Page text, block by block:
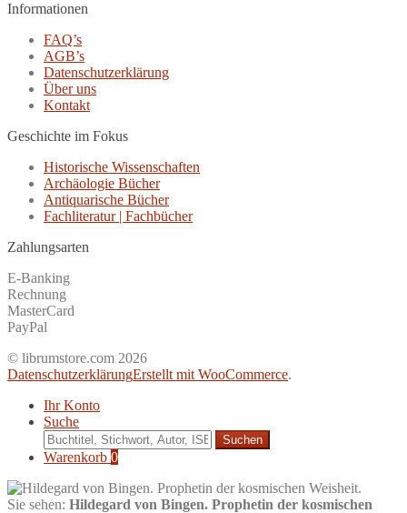
Informationen
FAQ’s
AGB’s
Datenschutzerklärung
Über uns
Kontakt
Geschichte im Fokus
Historische Wissenschaften
Archäologie Bücher
Antiquarische Bücher
Fachliteratur | Fachbücher
Zahlungsarten
E-Banking
Rechnung
MasterCard
PayPal
© librumstore.com 2026
DatenschutzerklärungErstellt mit WooCommerce.
Ihr Konto
Suche
Suche
nach:
Warenkorb 0
Sie sehen: Hildegard von Bingen. Prophetin der kosmischen